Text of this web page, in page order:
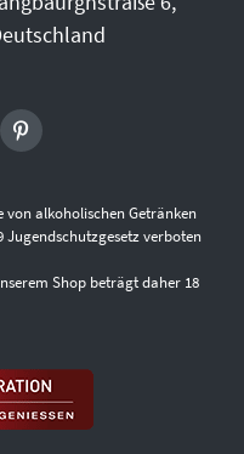
von alkoholischen Getränken
Jugendschutzgesetz verboten
Shop beträgt daher 18